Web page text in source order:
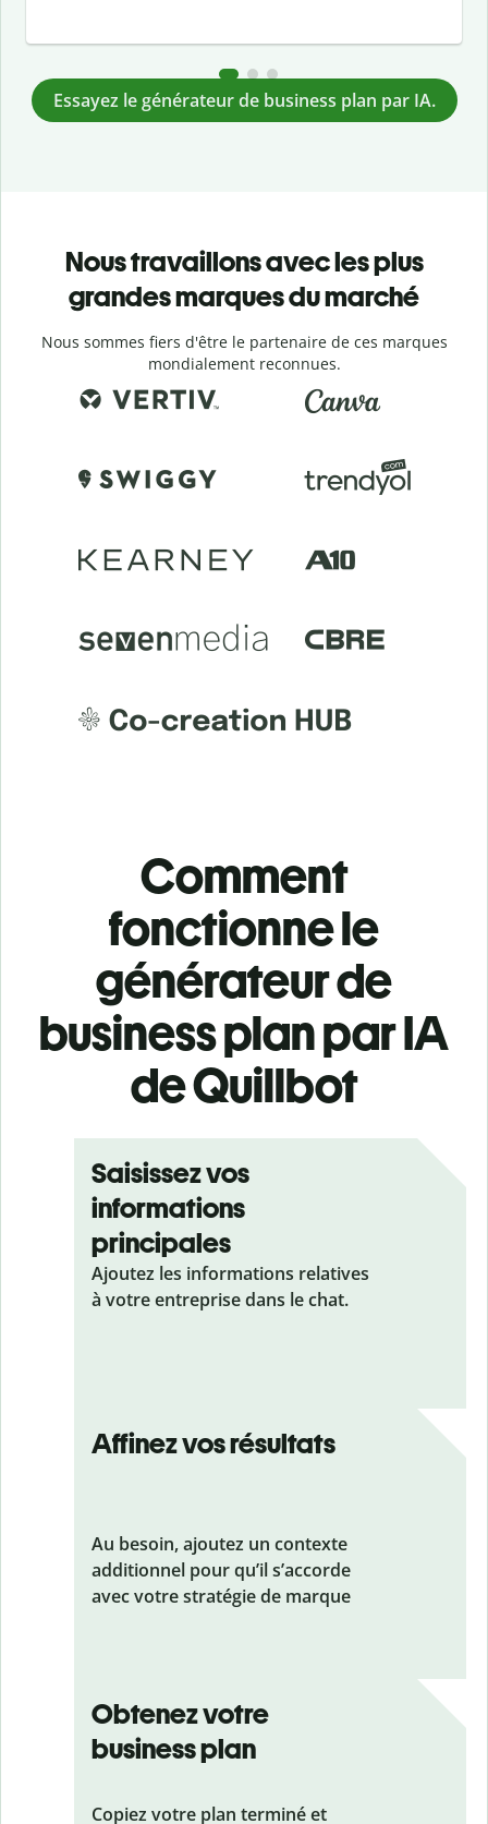
Essayez le générateur de business plan par IA.
Nous travaillons avec les plus
grandes marques du marché
Nous sommes fiers d'être le partenaire de ces marques
mondialement reconnues.
Comment
fonctionne le
générateur de
business plan par IA
de Quillbot
Saisissez vos
informations
principales
Ajoutez les informations relatives
à votre entreprise dans le chat.
Affinez vos résultats
Au besoin, ajoutez un contexte
additionnel pour qu’il s’accorde
avec votre stratégie de marque
Obtenez votre
business plan
Copiez votre plan terminé et